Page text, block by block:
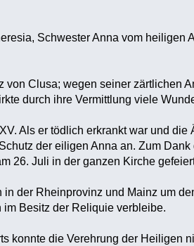
Schwester Anna vom heiligen
von Clusa; wegen seiner zärtlichen
durch ihre Vermittlung viele
Als er tödlich erkrankt war und
der eiligen Anna an. Zum
26. Juli in der ganzen Kirche
in der Rheinprovinz und Mainz um
Besitz der Reliquie verbleibe.
konnte die Verehrung der Heiligen